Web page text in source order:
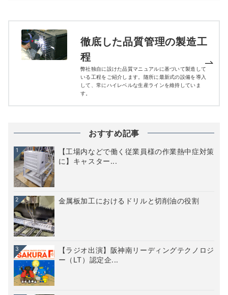
徹底した品質管理の製造工
程
弊社独自に設けた品質マニュアルに基づいて製造して
いる工程をご紹介します。随所に最新式の設備を導入
して、常にハイレベルな生産ラインを維持していま
す。
おすすめ記事
1
【工場内などで働く従業員様の作業熱中症対策
に】キャスター...
2 金属板加工におけるドリルと切削油の役割
3
【ラジオ出演】阪神南リーディングテクノロジ
ー（LT）認定企...